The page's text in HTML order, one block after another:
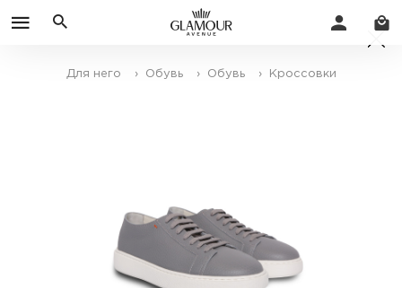
Для него › Обувь › Обувь › Кроссовки